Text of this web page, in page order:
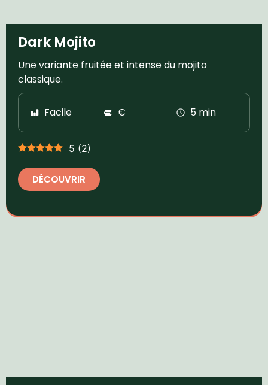
Dark Mojito
Une variante fruitée et intense du mojito
classique.
Facile € 5 min
5 (2)
DÉCOUVRIR